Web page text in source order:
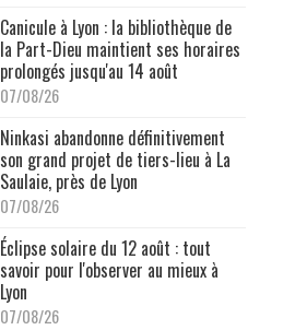
Canicule à Lyon : la bibliothèque de
la Part-Dieu maintient ses horaires
prolongés jusqu'au 14 août
07/08/26
Ninkasi abandonne définitivement
son grand projet de tiers-lieu à La
Saulaie, près de Lyon
07/08/26
Éclipse solaire du 12 août : tout
savoir pour l'observer au mieux à
Lyon
07/08/26